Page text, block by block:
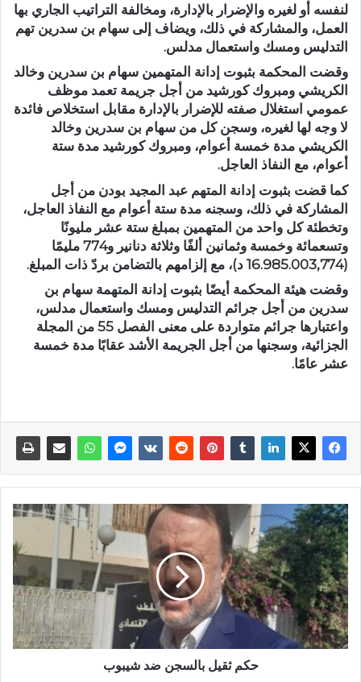
لنفسه أو لغيره والإضرار بالإدارة، ومخالفة التراتيب الجاري بها
العمل، والمشاركة في ذلك، ويضاف إلى سهام بن سدرين تهم
التدليس ومسك واستعمال مدلس.
وقضت المحكمة بثبوت إدانة المتهمين سهام بن سدرين وخالد
الكريشي ومبروك كورشيد من أجل جريمة تعمد موظف
عمومي استغلال صفته للإضرار بالإدارة مقابل استخلاص فائدة
لا وجه لها لغيره، وسجن كل من سهام بن سدرين وخالد
الكريشي مدة خمسة أعوام، ومبروك كورشيد مدة ستة
أعوام، مع النفاذ العاجل.
كما قضت بثبوت إدانة المتهم عبد المجيد بودن من أجل
المشاركة في ذلك، وسجنه مدة ستة أعوام مع النفاذ العاجل،
وتخطئة كل واحد من المتهمين بمبلغ ستة عشر مليونًا
وتسعمائة وخمسة وثمانين ألفًا وثلاثة دنانير و774 مليمًا
(16.985.003,774 د)، مع إلزامهم بالتضامن بردّ ذات المبلغ.
وقضت هيئة المحكمة أيضًا بثبوت إدانة المتهمة سهام بن
سدرين من أجل جرائم التدليس ومسك واستعمال مدلس،
واعتبارها جرائم متواردة على معنى الفصل 55 من المجلة
الجزائية، وسجنها من أجل الجريمة الأشد عقابًا مدة خمسة
عشر عامًا.
حكم ثقيل بالسجن ضد شيبوب